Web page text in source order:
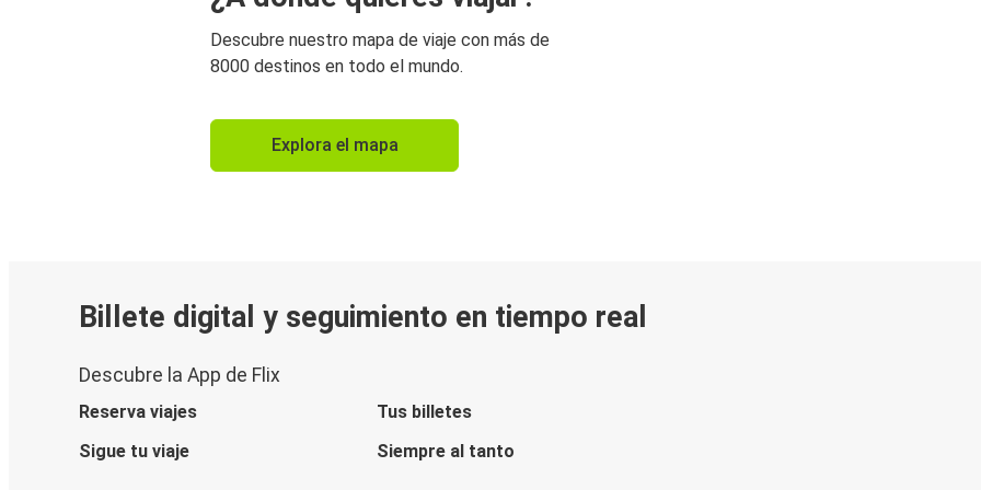
Descubre nuestro mapa de viaje con más de
8000 destinos en todo el mundo.
Explora el mapa
Billete digital y seguimiento en tiempo real
Descubre la App de Flix
Reserva viajes
Tus billetes
Sigue tu viaje
Siempre al tanto